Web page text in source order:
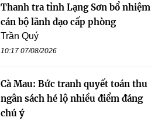
Thanh tra tỉnh Lạng Sơn bổ nhiệm
cán bộ lãnh đạo cấp phòng
Trần Quý
10:17 07/08/2026
Cà Mau: Bức tranh quyết toán thu
ngân sách hé lộ nhiều điểm đáng
chú ý